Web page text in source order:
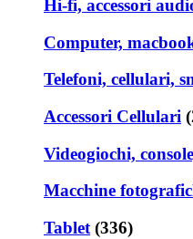
Hi-fi, accessori
Computer,
Telefoni, cellulari,
Accessori Cellulari
Videogiochi,
Macchine
Tablet (336)